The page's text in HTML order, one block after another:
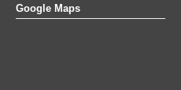
Google Maps